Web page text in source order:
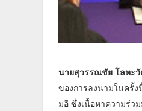
นายสุวรรณชัย โลหะ
ของการลงนามในครั้
มอี ซึ่งเนื้อหาความร่ว